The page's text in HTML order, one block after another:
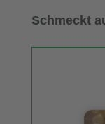
Produktgalerie
Schmeckt